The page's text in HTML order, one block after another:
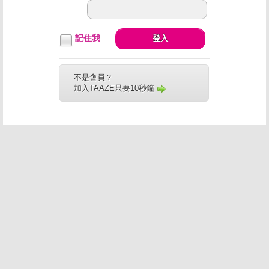
記住我 登入
不是會員？
加入TAAZE只要10秒鐘